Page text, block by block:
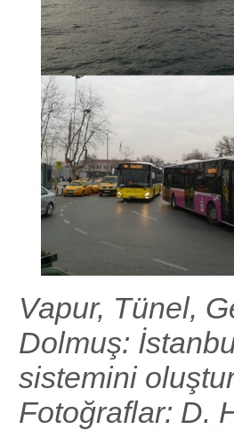
Vapur, Tünel,
Dolmuş:
sistemini
Fotoğraflar: D.